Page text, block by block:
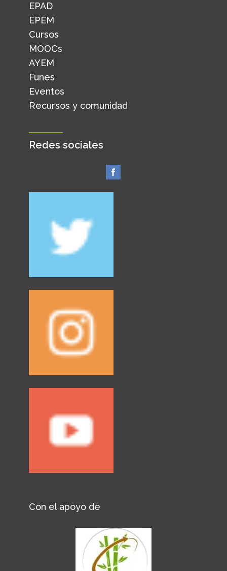
EPAD
EPEM
Cursos
MOOCs
AYEM
Funes
Eventos
Recursos y comunidad
Redes sociales
Con el apoyo de